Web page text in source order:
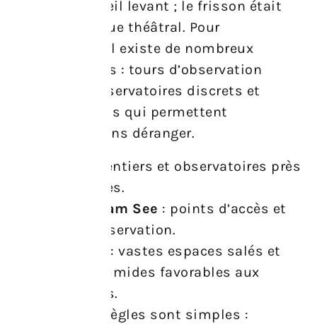
traversé le soleil levant ; le frisson était
intense, presque théâtral. Pour
l’observateur, il existe de nombreux
aménagements : tours d’observation
surélevées, observatoires discrets et
sentiers en bois qui permettent
d’approcher sans déranger.
: sentiers et observatoires près
des lagunes.
Neusiedl am See : points d’accès et
tours d’observation.
Seewinkel : vastes espaces salés et
prairies humides favorables aux
migrations.
Sur place, les règles sont simples :